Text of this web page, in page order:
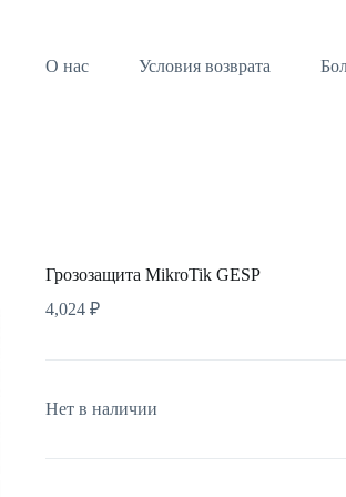
О нас Условия возврата
Грозозащита MikroTik GESP
4,024 ₽
Нет в наличии